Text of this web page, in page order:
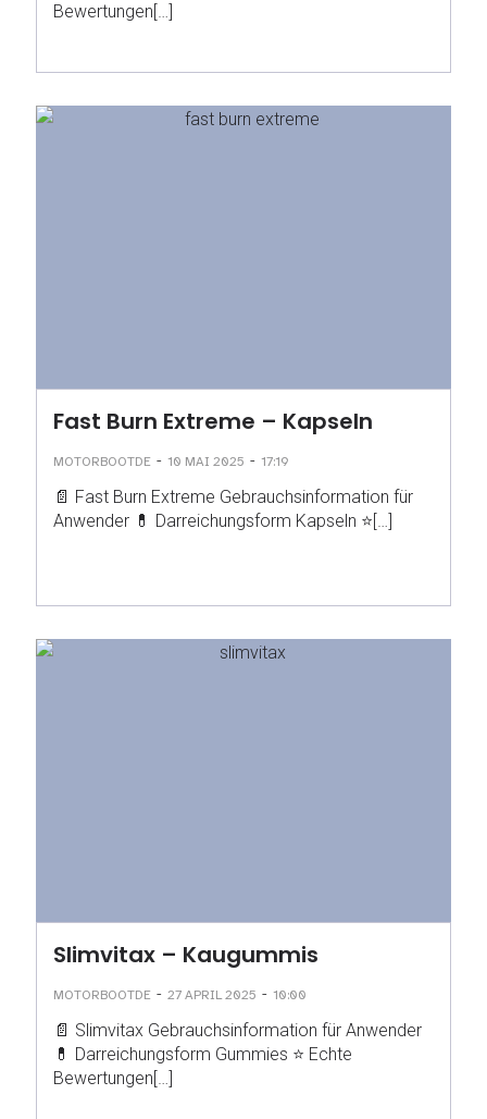
Bewertungen[…]
Fast Burn Extreme – Kapseln
MOTORBOOTDE - 10 MAI 2025 - 17:19
📄 Fast Burn Extreme Gebrauchsinformation für
Anwender 💊 Darreichungsform Kapseln ⭐[…]
Slimvitax – Kaugummis
MOTORBOOTDE - 27 APRIL 2025 - 10:00
📄 Slimvitax Gebrauchsinformation für Anwender
💊 Darreichungsform Gummies ⭐ Echte
Bewertungen[…]